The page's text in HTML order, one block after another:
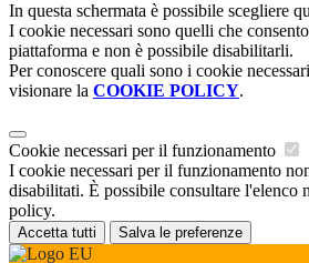
In questa schermata è possibile scegliere
I cookie necessari sono quelli che
piattaforma e non è possibile disabilitarli.
Per conoscere quali sono i cookie
visionare la COOKIE POLICY.
Cookie necessari per il funzionamento
I cookie necessari per il funzionamento
disabilitati. È possibile consultare l'elenco
policy.
Accetta tutti Salva le preferenze